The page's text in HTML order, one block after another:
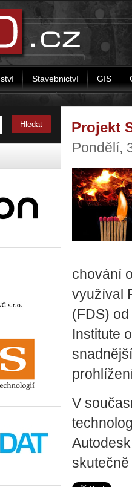
Stavebnictví GIS
Projekt
Pondělí,
chování
využíval
(FDS)
Institute
V